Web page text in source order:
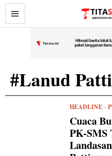
#Lanud
HEADLINE ·
Cuaca
PK-